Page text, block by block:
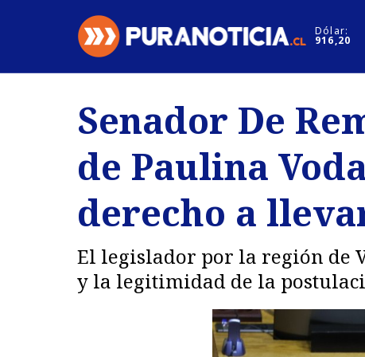
Dólar:
916,20
Regiones
Deportes Motores
Senador De
de Paulina
derecho a
El legislador por la región de
y la legitimidad de la